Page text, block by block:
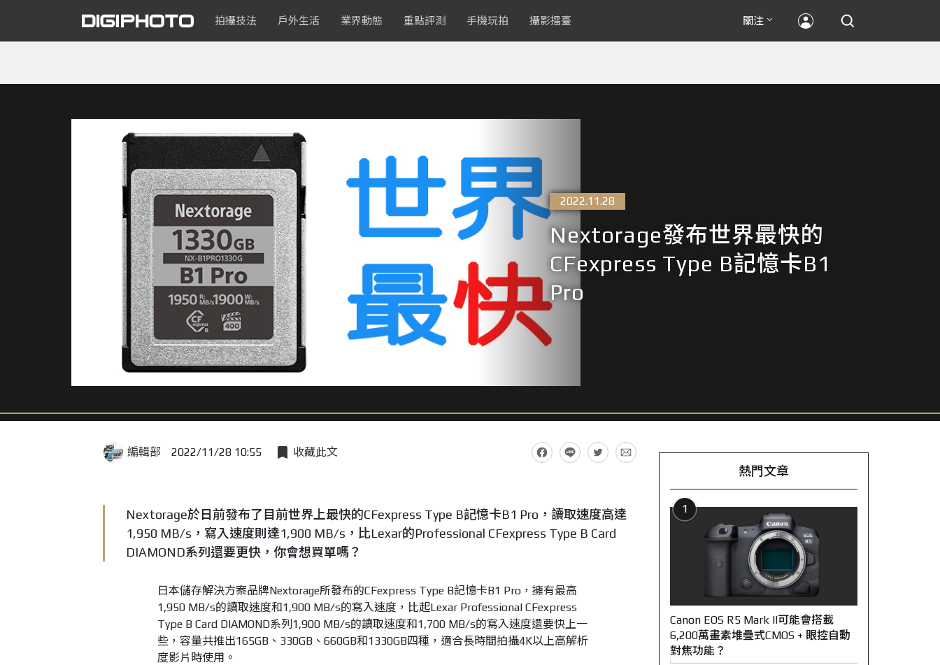
拍攝技法 戶外生活 業界動態 重點評測 手機玩拍 攝影擂臺 關注
2022.11.28
Nextorage發布世界最快的
CFexpress Type B記憶卡B1
Pro
編輯部 2022/11/28 10:55 收藏此文
Nextorage於日前發布了目前世界上最快的CFexpress Type B記憶卡B1 Pro，讀取速度高達
1,950 MB/s，寫入速度則達1,900 MB/s，比Lexar的Professional CFexpress Type B Card
DIAMOND系列還要更快，你會想買單嗎？
日本儲存解決方案品牌Nextorage所發布的CFexpress Type B記憶卡B1 Pro，擁有最高
1,950 MB/s的讀取速度和1,900 MB/s的寫入速度，比起Lexar Professional CFexpress
Type B Card DIAMOND系列1,900 MB/s的讀取速度和1,700 MB/s的寫入速度還要快上一
些，容量共推出165GB、330GB、660GB和1330GB四種，適合長時間拍攝4K以上高解析
度影片時使用。
熱門文章
1
Canon EOS R5 Mark II可能會搭載
6,200萬畫素堆疊式CMOS + 眼控自動
對焦功能？